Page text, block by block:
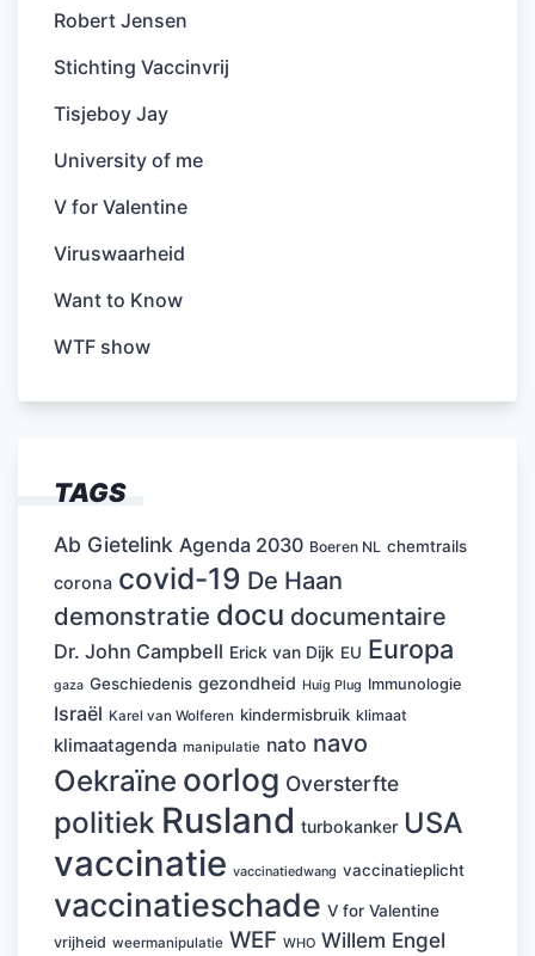
Robert Jensen
Stichting Vaccinvrij
Tisjeboy Jay
University of me
V for Valentine
Viruswaarheid
Want to Know
WTF show
TAGS
Ab Gietelink Agenda 2030 Boeren NL chemtrails
corona covid-19 De Haan
demonstratie docu documentaire
Dr. John Campbell Erick van Dijk EU Europa
gaza Geschiedenis gezondheid Huig Plug Immunologie
Israël Karel van Wolferen kindermisbruik klimaat
klimaatagenda manipulatie nato navo
Oekraïne oorlog Oversterfte
politiek Rusland turbokanker USA
vaccinatie vaccinatiedwang vaccinatieplicht
vaccinatieschade V for Valentine
vrijheid weermanipulatie WEF WHO Willem Engel